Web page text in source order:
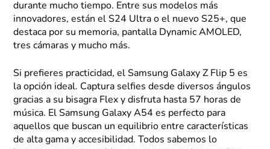
durante mucho tiempo. Entre sus modelos más
innovadores, están el S24 Ultra o el nuevo S25+, que
destaca por su memoria, pantalla Dynamic AMOLED,
tres cámaras y mucho más.
Si prefieres practicidad, el Samsung Galaxy Z Flip 5 es
la opción ideal. Captura selfies desde diversos ángulos
gracias a su bisagra Flex y disfruta hasta 57 horas de
música. El Samsung Galaxy A54 es perfecto para
aquellos que buscan un equilibrio entre características
de alta gama y accesibilidad. Todos sabemos lo